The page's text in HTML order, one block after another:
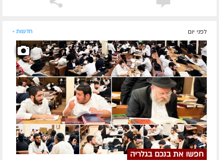
לפני יום חדשות »
חפשו את בנכם בגלריה